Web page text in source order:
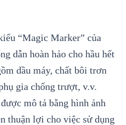
“Magic Marker” của
dẫn hoàn hảo cho hầu hết
dầu máy, chất bôi trơn
gia chống trượt, v.v.
mô tả bằng hình ảnh
thuận lợi cho việc sử dụng